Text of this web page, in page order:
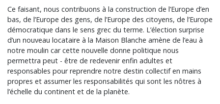
Ce faisant, nous contribuons à la construction de l’Europe d’en
bas, de l’Europe des gens, de l’Europe des citoyens, de l’Europe
démocratique dans le sens grec du terme. L’élection surprise
d’un nouveau locataire à la Maison Blanche amène de l’eau à
notre moulin car cette nouvelle donne politique nous
permettra peut - être de redevenir enfin adultes et
responsables pour reprendre notre destin collectif en mains
propres et assumer les responsabilités qui sont les nôtres à
l’échelle du continent et de la planète.